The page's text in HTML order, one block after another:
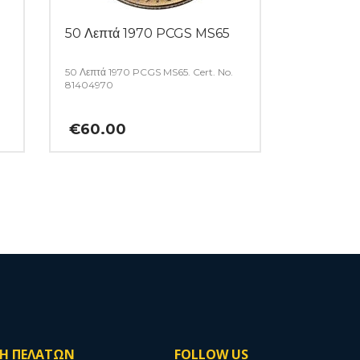
50 Λεπτά 1970 PCGS MS65
50 Λεπτά 1970 PCGS MS65. Cert. No.
81404970
€60.00
ΠΕΛΑΤΩΝ FOLLOW US